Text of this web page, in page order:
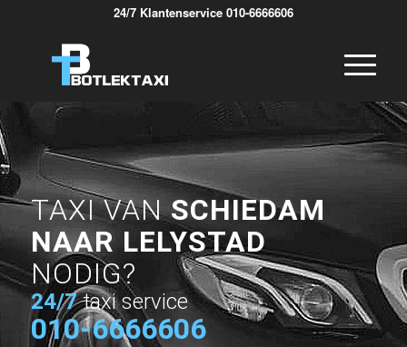
24/7 Klantenservice 010-6666606
TAXI VANSCHIEDAM
NAAR LELYSTAD
NODIG?
24/7 taxi service
010-6666606